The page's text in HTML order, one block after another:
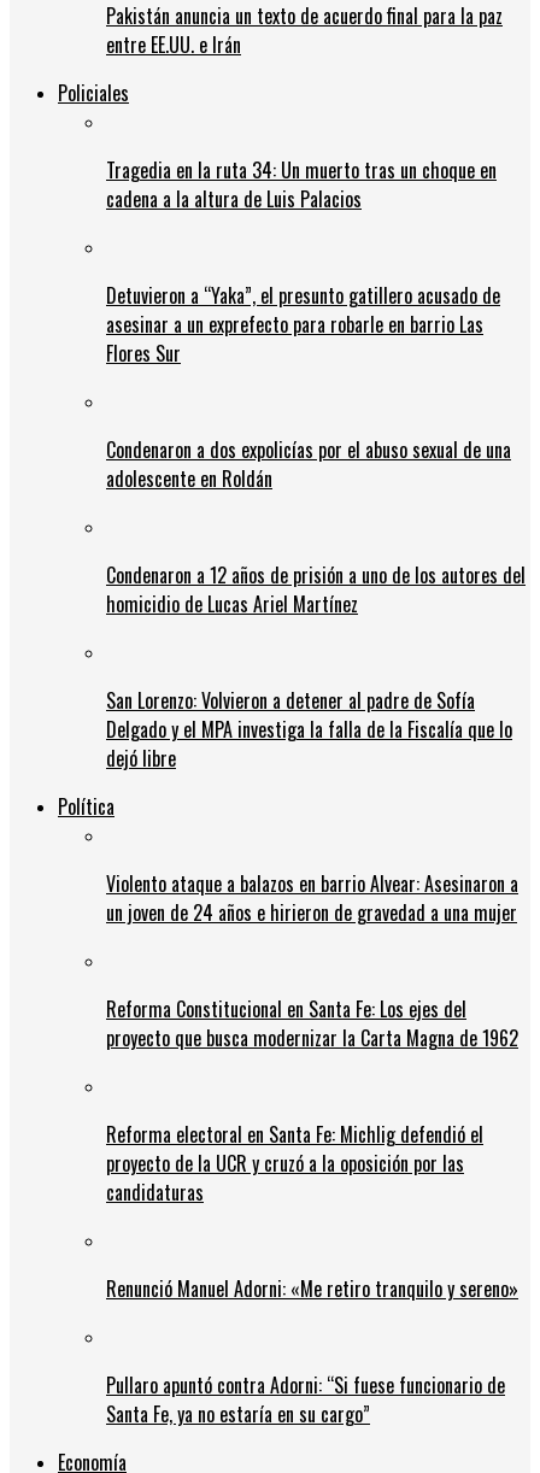
Pakistán anuncia un texto de acuerdo final para la paz
entre EE.UU. e Irán
Policiales
Tragedia en la ruta 34: Un muerto tras un choque en
cadena a la altura de Luis Palacios
Detuvieron a “Yaka”, el presunto gatillero acusado de
asesinar a un exprefecto para robarle en barrio Las
Flores Sur
Condenaron a dos expolicías por el abuso sexual de una
adolescente en Roldán
Condenaron a 12 años de prisión a uno de los autores del
homicidio de Lucas Ariel Martínez
San Lorenzo: Volvieron a detener al padre de Sofía
Delgado y el MPA investiga la falla de la Fiscalía que lo
dejó libre
Política
Violento ataque a balazos en barrio Alvear: Asesinaron a
un joven de 24 años e hirieron de gravedad a una mujer
Reforma Constitucional en Santa Fe: Los ejes del
proyecto que busca modernizar la Carta Magna de 1962
Reforma electoral en Santa Fe: Michlig defendió el
proyecto de la UCR y cruzó a la oposición por las
candidaturas
Renunció Manuel Adorni: «Me retiro tranquilo y sereno»
Pullaro apuntó contra Adorni: “Si fuese funcionario de
Santa Fe, ya no estaría en su cargo”
Economía